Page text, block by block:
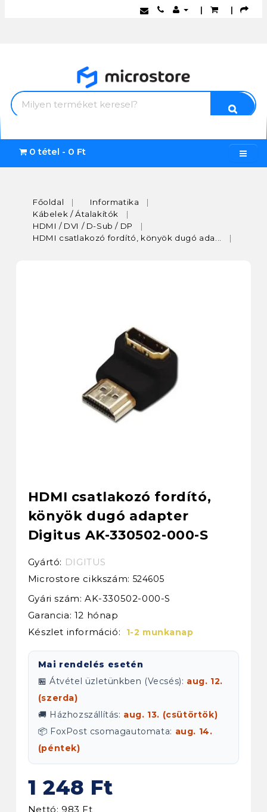
| |
0 tétel - 0 Ft
Főoldal
Informatika
Kábelek / Átalakítók
HDMI / DVI / D-Sub / DP
HDMI csatlakozó fordító, könyök dugó ada...
HDMI csatlakozó fordító,
könyök dugó adapter
Digitus AK-330502-000-S
Gyártó: DIGITUS
Microstore cikkszám: 524605
Gyári szám: AK-330502-000-S
Garancia: 12 hónap
Készlet információ:
1-2 munkanap
Mai rendelés esetén
🏪 Átvétel üzletünkben (Vecsés): aug. 12.
(szerda)
🚚 Házhozszállítás: aug. 13. (csütörtök)
📦 FoxPost csomagautomata: aug. 14.
(péntek)
1 248 Ft
Nettó: 983 Ft